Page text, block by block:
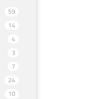
59
14
4
3
7
24
10